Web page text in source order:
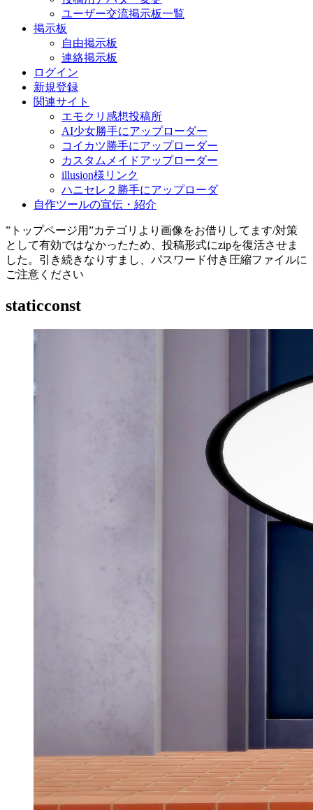
ユーザー交流掲示板一覧
掲示板
自由掲示板
連絡掲示板
ログイン
新規登録
関連サイト
エモクリ感想投稿所
AI少女勝手にアップローダー
コイカツ勝手にアップローダー
カスタムメイドアップローダー
illusion様リンク
ハニセレ２勝手にアップローダ
自作ツールの宣伝・紹介
”トップページ用”カテゴリより画像をお借りしてます/対策
として有効ではなかったため、投稿形式にzipを復活させま
した。引き続きなりすまし、パスワード付き圧縮ファイルに
ご注意ください
staticconst